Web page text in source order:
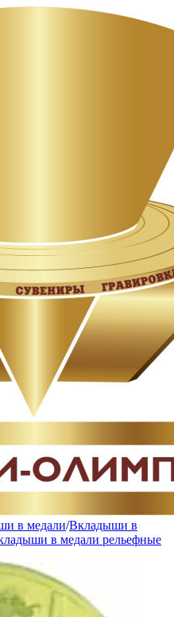
в медали/Вкладыши в
в медали рельефные